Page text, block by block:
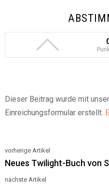
Dieser Beitrag wurde mit
Einreichungsformular erstellt.
See
more
vorherige Artikel
Neues Twilight-Buch von
nächste Artikel